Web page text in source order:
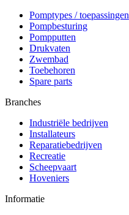
Pomptypes / toepassingen
Pompbesturing
Pompputten
Drukvaten
Zwembad
Toebehoren
Spare parts
Branches
Industriële bedrijven
Installateurs
Reparatiebedrijven
Recreatie
Scheepvaart
Hoveniers
Informatie